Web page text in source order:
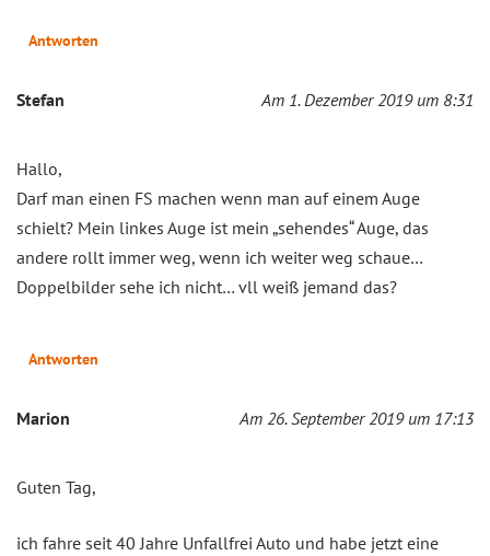
Antworten
Stefan Am 1. Dezember 2019 um 8:31
Hallo,
Darf man einen FS machen wenn man auf einem Auge
schielt? Mein linkes Auge ist mein „sehendes“ Auge, das
andere rollt immer weg, wenn ich weiter weg schaue…
Doppelbilder sehe ich nicht… vll weiß jemand das?
Antworten
Marion Am 26. September 2019 um 17:13
Guten Tag,
ich fahre seit 40 Jahre Unfallfrei Auto und habe jetzt eine